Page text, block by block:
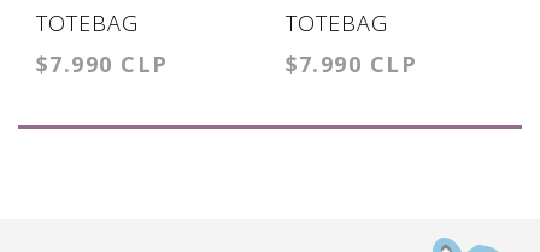
TOTEBAG
MIRANDA BAILEY
$7.990 CLP
TOTEBAG
MIRANDA BAILEY 5
$7.990 CLP